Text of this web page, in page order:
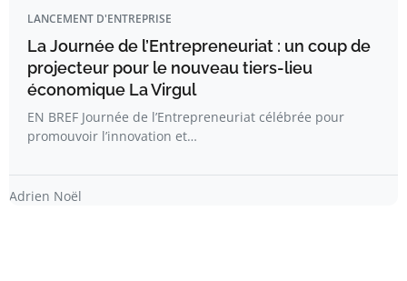
LANCEMENT D'ENTREPRISE
La Journée de l’Entrepreneuriat : un coup de
projecteur pour le nouveau tiers-lieu
économique La Virgul
EN BREF Journée de l’Entrepreneuriat célébrée pour
promouvoir l’innovation et…
Adrien Noël